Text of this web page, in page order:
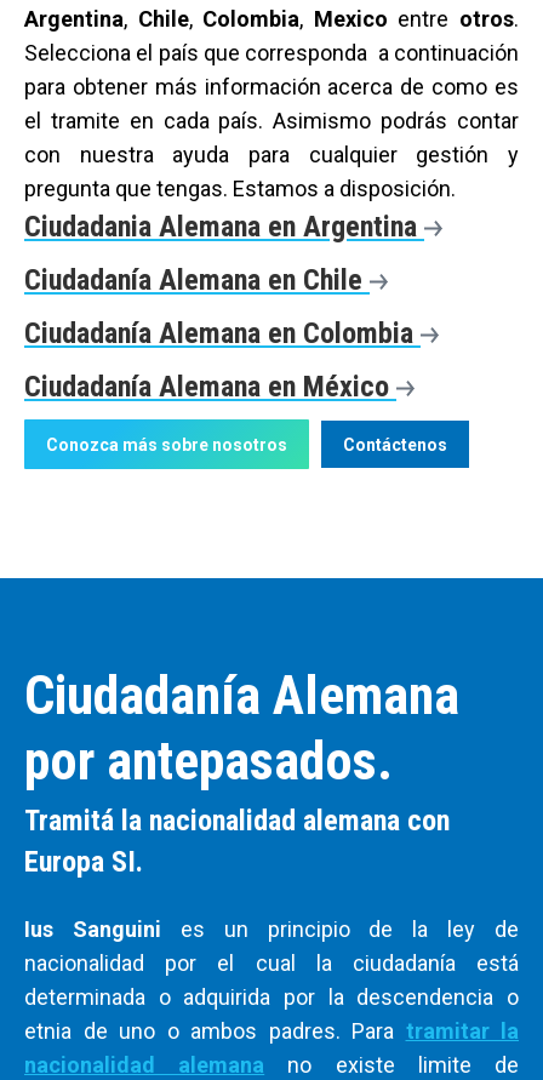
Argentina, Chile, Colombia, Mexico entre otros.
Selecciona el país que corresponda a continuación
para obtener más información acerca de como es
el tramite en cada país. Asimismo podrás contar
con nuestra ayuda para cualquier gestión y
pregunta que tengas. Estamos a disposición.
Ciudadania Alemana en Argentina
Ciudadanía Alemana en Chile
Ciudadanía Alemana en Colombia
Ciudadanía Alemana en México
Conozca más sobre nosotros Contáctenos
Ciudadanía Alemana
por antepasados.
Tramitá la nacionalidad alemana con
Europa SI.
Ius Sanguini es un principio de la ley de
nacionalidad por el cual la ciudadanía está
determinada o adquirida por la descendencia o
etnia de uno o ambos padres. Para tramitar la
nacionalidad alemana no existe limite de